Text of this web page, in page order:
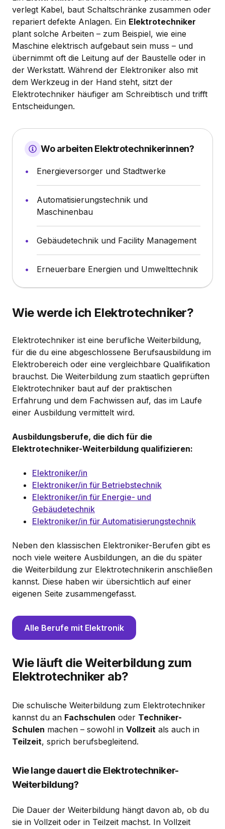
verlegt Kabel, baut Schaltschränke zusammen oder
repariert defekte Anlagen. Ein Elektrotechniker
plant solche Arbeiten – zum Beispiel, wie eine
Maschine elektrisch aufgebaut sein muss – und
übernimmt oft die Leitung auf der Baustelle oder in
der Werkstatt. Während der Elektroniker also mit
dem Werkzeug in der Hand steht, sitzt der
Elektrotechniker häufiger am Schreibtisch und trifft
Entscheidungen.
Wo arbeiten Elektrotechnikerinnen?
Energieversorger und Stadtwerke
Automatisierungstechnik und
Maschinenbau
Gebäudetechnik und Facility Management
Erneuerbare Energien und Umwelttechnik
Wie werde ich Elektrotechniker?
Elektrotechniker ist eine berufliche Weiterbildung,
für die du eine abgeschlossene Berufsausbildung im
Elektrobereich oder eine vergleichbare Qualifikation
brauchst. Die Weiterbildung zum staatlich geprüften
Elektrotechniker baut auf der praktischen
Erfahrung und dem Fachwissen auf, das im Laufe
einer Ausbildung vermittelt wird.
Ausbildungsberufe, die dich für die
Elektrotechniker-Weiterbildung qualifizieren:
Elektroniker/in
Elektroniker/in für Betriebstechnik
Elektroniker/in für Energie- und
Gebäudetechnik
Elektroniker/in für Automatisierungstechnik
Neben den klassischen Elektroniker-Berufen gibt es
noch viele weitere Ausbildungen, an die du später
die Weiterbildung zur Elektrotechnikerin anschließen
kannst. Diese haben wir übersichtlich auf einer
eigenen Seite zusammengefasst.
Alle Berufe mit Elektronik
Wie läuft die Weiterbildung zum
Elektrotechniker ab?
Die schulische Weiterbildung zum Elektrotechniker
kannst du an Fachschulen oder Techniker-
Schulen machen – sowohl in Vollzeit als auch in
Teilzeit, sprich berufsbegleitend.
Wie lange dauert die Elektrotechniker-
Weiterbildung?
Die Dauer der Weiterbildung hängt davon ab, ob du
sie in Vollzeit oder in Teilzeit machst. In Vollzeit